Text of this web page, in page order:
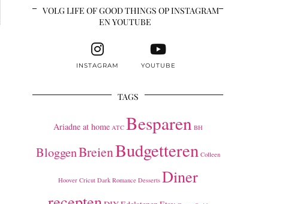
VOLG LIFE OF GOOD THINGS OP INSTAGRAM
EN YOUTUBE
INSTAGRAM YOUTUBE
TAGS
Ariadne at home ATC Besparen BH
BloggenBreienBudgetteren Colleen
Hoover Cricut Dark Romance Desserts Diner